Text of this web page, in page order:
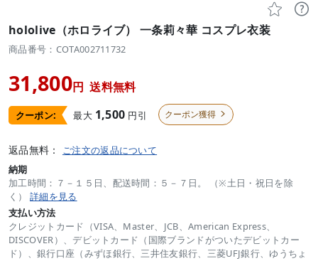
 
hololive（ホロライブ） 一条莉々華 コスプレ衣装
商品番号：COTA002711732
31,800円 送料無料
クーポン: 最大 1,500 円引 クーポン獲得 
返品無料： ご注文の返品について
納期
加工時間：７－１５日、配送時間：５－７日。 （※土日・祝日を除
く） 詳細を見る
支払い方法
クレジットカード（VISA、Master、JCB、American Express、
DISCOVER）、デビットカード（国際ブランドがついたデビットカー
ド）、銀行口座（みずほ銀行、三井住友銀行、三菱UFJ銀行、ゆうちょ